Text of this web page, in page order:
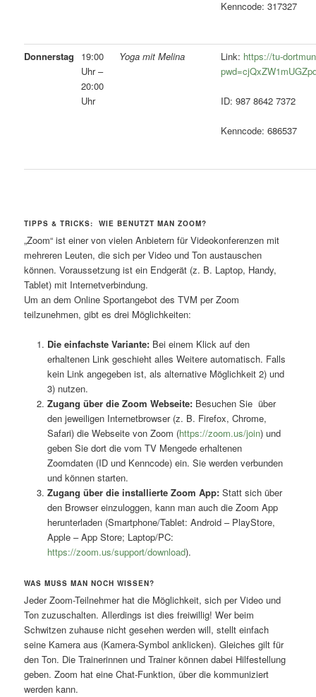
Kenncode: 317327
Donnerstag
19:00
Uhr –
20:00
Uhr
Yoga mit Melina Link: https://tu-
ID: 987 8642 7372
Kenncode: 686537
TIPPS & TRICKS: WIE BENUTZT MAN ZOOM?
„Zoom“ ist einer von vielen Anbietern für Videokonferenzen mit
mehreren Leuten, die sich per Video und Ton austauschen
können. Voraussetzung ist ein Endgerät (z. B. Laptop, Handy,
Tablet) mit Internetverbindung.
Um an dem Online Sportangebot des TVM per Zoom
teilzunehmen, gibt es drei Möglichkeiten:
Die einfachste Variante:Bei einem Klick auf den
erhaltenen Link geschieht alles Weitere automatisch. Falls
kein Link angegeben ist, als alternative Möglichkeit 2) und
3) nutzen.
Zugang über die Zoom Webseite:Besuchen Sie über
den jeweiligen Internetbrowser (z. B. Firefox, Chrome,
Safari) die Webseite von Zoom (https://zoom.us/join) und
geben Sie dort die vom TV Mengede erhaltenen
Zoomdaten (ID und Kenncode) ein. Sie werden verbunden
und können starten.
Zugang über die installierte Zoom App:Statt sich über
den Browser einzuloggen, kann man auch die Zoom App
herunterladen (Smartphone/Tablet: Android – PlayStore,
Apple – App Store; Laptop/PC:
https://zoom.us/support/download).
WAS MUSS MAN NOCH WISSEN?
Jeder Zoom-Teilnehmer hat die Möglichkeit, sich per Video und
Ton zuzuschalten. Allerdings ist dies freiwillig! Wer beim
Schwitzen zuhause nicht gesehen werden will, stellt einfach
seine Kamera aus (Kamera-Symbol anklicken). Gleiches gilt für
den Ton. Die Trainerinnen und Trainer können dabei Hilfestellung
geben. Zoom hat eine Chat-Funktion, über die kommuniziert
werden kann.